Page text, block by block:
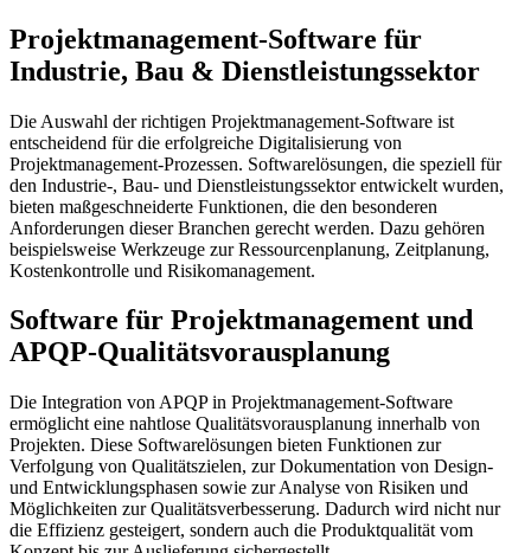
Projektmanagement-Software für
Industrie, Bau & Dienstleistungssektor
Die Auswahl der richtigen Projektmanagement-Software ist
entscheidend für die erfolgreiche Digitalisierung von
Projektmanagement-Prozessen. Softwarelösungen, die speziell für
den Industrie-, Bau- und Dienstleistungssektor entwickelt wurden,
bieten maßgeschneiderte Funktionen, die den besonderen
Anforderungen dieser Branchen gerecht werden. Dazu gehören
beispielsweise Werkzeuge zur Ressourcenplanung, Zeitplanung,
Kostenkontrolle und Risikomanagement.
Software für Projektmanagement und
APQP-Qualitätsvorausplanung
Die Integration von APQP in Projektmanagement-Software
ermöglicht eine nahtlose Qualitätsvorausplanung innerhalb von
Projekten. Diese Softwarelösungen bieten Funktionen zur
Verfolgung von Qualitätszielen, zur Dokumentation von Design-
und Entwicklungsphasen sowie zur Analyse von Risiken und
Möglichkeiten zur Qualitätsverbesserung. Dadurch wird nicht nur
die Effizienz gesteigert, sondern auch die Produktqualität vom